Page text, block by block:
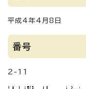
平成4年4月8日
番号
2-11